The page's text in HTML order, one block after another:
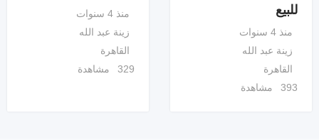
للبيع
منذ 4 سنوات
زينة عبد الله
القاهرة
393 مشاهدة
منذ 4 سنوات
زينة عبد الله
القاهرة
329 مشاهدة